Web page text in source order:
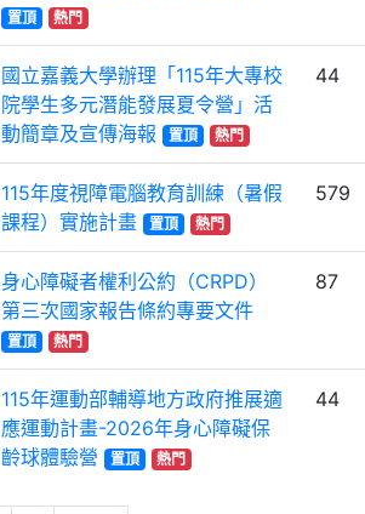
置頂 熱門
國立嘉義大學辦理「115年大專校
院學生多元潛能發展夏令營」活
動簡章及宣傳海報
置頂 熱門
44
115年度視障電腦教育訓練（暑假
課程）實施計畫
置頂 熱門
579
身心障礙者權利公約（CRPD）
第三次國家報告條約專要文件
置頂 熱門
87
115年運動部輔導地方政府推展適
應運動計畫-2026年身心障礙保
齡球體驗營
置頂 熱門
44